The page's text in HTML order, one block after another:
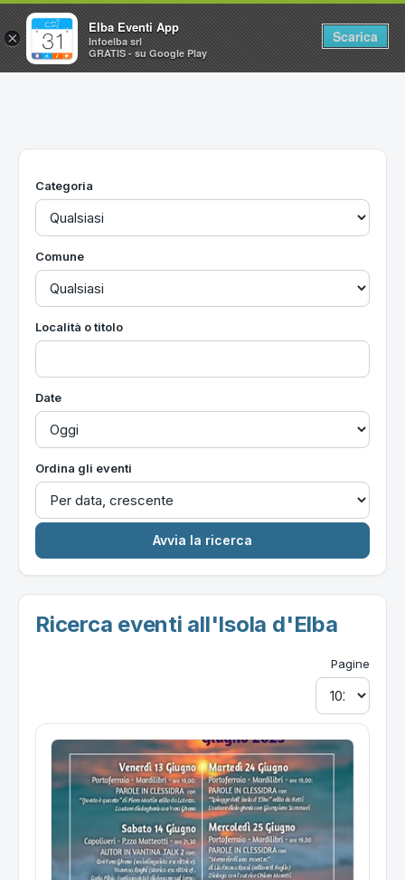
Home
Utilità
Categoria
Comune
Località o titolo
Date
Ordina gli eventi
Ricerca eventi all'Isola d'Elba
Pagine
×
Elba Eventi App
Infoelba srl
GRATIS - su Google Play
Scarica